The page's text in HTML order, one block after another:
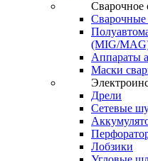
Сварочное
(MIG/
Аппараты
Маски
Дрели
Сетевые
Лобзики